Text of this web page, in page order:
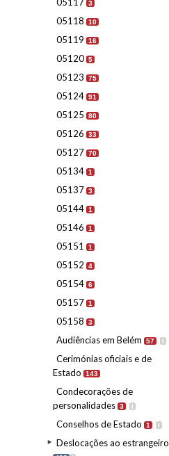
3
05118 10
05119 16
05120 5
05123 75
05124 91
05125 80
05126 33
05127 70
05134 1
05137 3
05144 1
05146 1
05151 1
05152 4
05154 6
05157 1
05158 3
Audiências em Belém 57 I
Cerimónias oficiais e de
Estado
143
Condecorações de
personalidades 3 I
Conselhos de Estado 1 I
Deslocações ao estrangeiro